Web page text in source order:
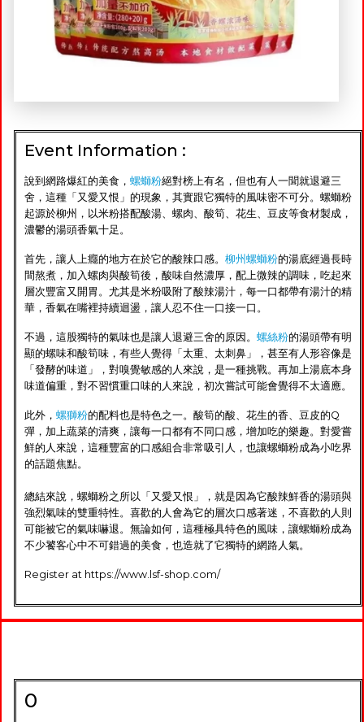
Event Information :
說到網路爆紅的美食， 螺螄粉絕對榜上有名，但也有人一聞就退避三
舍，這種「又愛又恨」的現象，其實跟它獨特的風味密不可分。螺螄粉
起源於柳州，以米粉搭配酸湯、螺肉、酸筍、花生、豆皮等食材製成，
濃鬱的湯頭香氣十足。
首先，讓人上癮的地方在於它的酸辣口感。 柳州螺螄粉的湯底經過長時
間熬煮，加入螺肉與酸筍後，酸味自然濃厚，配上微辣的調味，吃起來
層次豐富又開胃。尤其是米粉吸附了酸辣湯汁，每一口都帶有湯汁的精
華，香氣在嘴裡持續迴盪，讓人忍不住一口接一口。
不過，這股獨特的氣味也是讓人退避三舍的原因。 螺絲粉的湯頭帶有明
顯的螺味和酸筍味，有些人覺得「太重、太刺鼻」，甚至有人形容像是
「發酵的味道」，對嗅覺敏感的人來說，是一種挑戰。再加上湯底本身
味道偏重，對不習慣重口味的人來說，初次嘗試可能會覺得不太適應。
此外， 螺獅粉的配料也是特色之一。酸筍的酸、花生的香、豆皮的Q
彈，加上蔬菜的清爽，讓每一口都有不同口感，增加吃的樂趣。對愛嘗
鮮的人來說，這種豐富的口感組合非常吸引人，也讓螺螄粉成為小吃界
的話題焦點。
總結來說，螺螄粉之所以「又愛又恨」，就是因為它酸辣鮮香的湯頭與
強烈氣味的雙重特性。喜歡的人會為它的層次口感著迷，不喜歡的人則
可能被它的氣味嚇退。無論如何，這種極具特色的風味，讓螺螄粉成為
不少饕客心中不可錯過的美食，也造就了它獨特的網路人氣。
Register at https://www.lsf-shop.com/
0